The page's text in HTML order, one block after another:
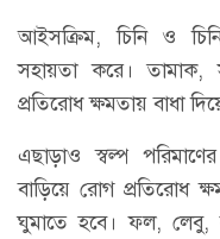
আইসক্রিম, চিনি ও
সহায়তা করে। তামাক,
প্রতিরোধ ক্ষমতায় বাধা
এছাড়াও স্বল্প
বাড়িয়ে রোগ প্রতিরোধ
ঘুমাতে হবে। ফল, লেবু,